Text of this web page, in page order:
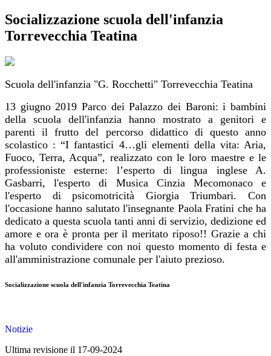
Socializzazione scuola dell'infanzia
Torrevecchia Teatina
Scuola dell'infanzia "G. Rocchetti" Torrevecchia Teatina
13 giugno 2019 Parco dei Palazzo dei Baroni: i bambini
della scuola dell'infanzia hanno mostrato a genitori e
parenti il frutto del percorso didattico di questo anno
scolastico :“I fantastici 4…gli elementi della vita: Aria,
Fuoco, Terra, Acqua”, realizzato con le loro maestre e le
professioniste esterne: l’esperto di lingua inglese A.
Gasbarri, l'esperto di Musica Cinzia Mecomonaco e
l'esperto di psicomotricità Giorgia Triumbari. Con
l'occasione hanno salutato l'insegnante Paola Fratini che ha
dedicato a questa scuola tanti anni di servizio, dedizione ed
amore e ora è pronta per il meritato riposo!! Grazie a chi
ha voluto condividere con noi questo momento di festa e
all'amministrazione comunale per l'aiuto prezioso.
Socializzazione scuola dell'infanzia Torrevecchia Teatina
Notizie
Ultima revisione il 17-09-2024